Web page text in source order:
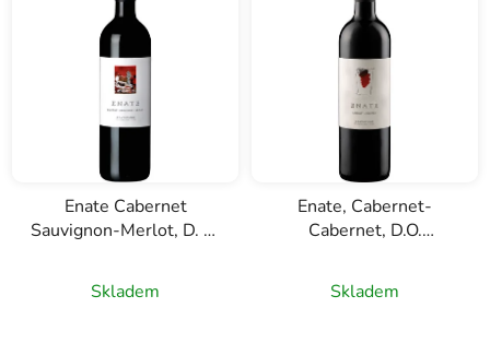
Enate Cabernet
Sauvignon-Merlot, D. O.
víno, 0,75l
Skladem
Enate, Cabernet-
Cabernet, D.O.
víno, 0,75l
Skladem